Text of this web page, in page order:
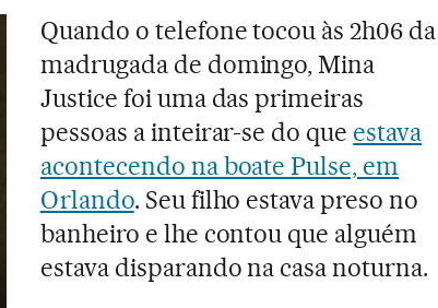
Quando o telefone tocou às 2h06 da
madrugada de domingo, Mina
Justice foi uma das primeiras
pessoas a inteirar-se do que estava
acontecendo na boate Pulse, em
Orlando. Seu filho estava preso no
banheiro e lhe contou que alguém
estava disparando na casa noturna.